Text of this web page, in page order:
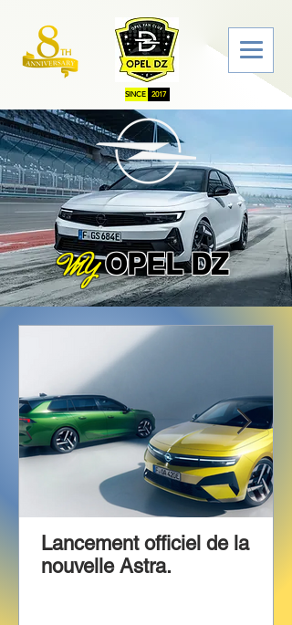
SINCE 2017
MY OPEL DZ
Lancement officiel de la
nouvelle Astra.